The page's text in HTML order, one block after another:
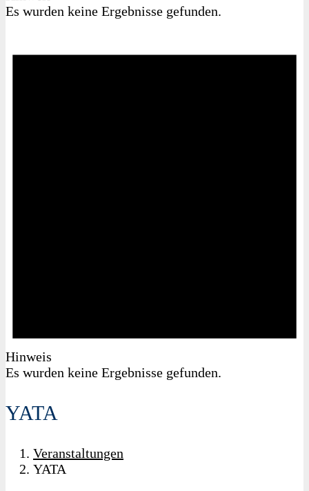
Es wurden keine Ergebnisse gefunden.
Hinweis
Es wurden keine Ergebnisse gefunden.
YATA
Veranstaltungen
YATA